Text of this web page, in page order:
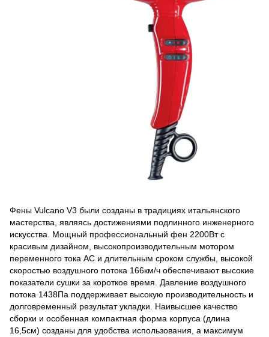
Фены Vulcano V3 были созданы в традициях итальянского
мастерства, являясь достижениями подлинного инженерного
искусства. Мощный профессиональный фен 2200Вт с
красивым дизайном, высокопроизводительным мотором
переменного тока AC и длительным сроком службы, высокой
скоростью воздушного потока 166км/ч обеспечивают высокие
показатели сушки за короткое время. Давление воздушного
потока 1438Па поддерживает высокую производительность и
долговременный результат укладки. Наивысшее качество
сборки и особенная компактная форма корпуса (длина
16,5см) созданы для удобства использования, а максимум